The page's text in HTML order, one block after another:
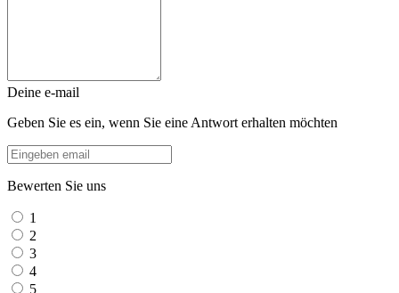
Deine e-mail
Geben Sie es ein, wenn Sie eine Antwort erhalten möchten
Bewerten Sie uns
1
2
3
4
5